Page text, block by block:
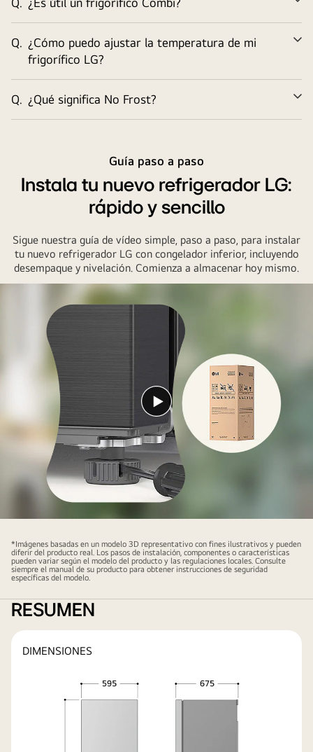
Q. ¿Cómo puedo ajustar la temperatura de mi
frigorífico LG?
Q. ¿Qué significa No Frost?
Guía paso a paso
Instala tu nuevo refrigerador LG:
rápido y sencillo
Sigue nuestra guía de vídeo simple, paso a paso, para instalar
tu nuevo refrigerador LG con congelador inferior, incluyendo
desempaque y nivelación. Comienza a almacenar hoy mismo.
Reproducir
vídeo
*Imágenes basadas en un modelo 3D representativo con fines ilustrativos y pueden
diferir del producto real. Los pasos de instalación, componentes o características
pueden variar según el modelo del producto y las regulaciones locales. Consulte
siempre el manual de su producto para obtener instrucciones de seguridad
específicas del modelo.
RESUMEN
DIMENSIONES